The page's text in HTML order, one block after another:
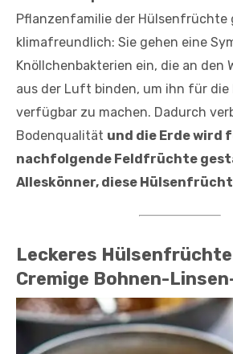
Pflanzenfamilie der Hülsenfrüchte
klimafreundlich: Sie gehen eine
Knöllchenbakterien ein, die an den
aus der Luft binden, um ihn für die
verfügbar zu machen. Dadurch
Bodenqualität und die Erde wird
nachfolgende Feldfrüchte
Alleskönner, diese
Leckeres
Cremige Bohnen-